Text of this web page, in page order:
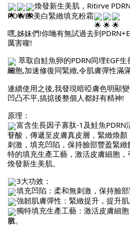
煥發新生美肌，Ritirve
POWER美白緊緻填充粉霜
嘿,姊妹們!你哋有無試過去到
厲害㗎!
萃取自鮭魚卵的PDRN同埋EGF
細胞,加速修復同緊緻,令肌膚彈性滿
連續使用之後,我發現暗啞膚色明顯
凹凸不平,搞掂後整個人都好有精神!
原理：
富含生長因子寡肽-1及鮭魚
苷酸，傳遞至皮膚真皮層，緊緻煥
刺激，填充凹陷，保持臉部豐盈緊
特的填充生產工藝，激活皮膚細胞，
煥發新生美肌。
3大功效：
填充凹陷：柔和無刺激，保持臉部
強韌肌膚彈性：緊緻提升，提升肌
獨特填充生產工藝：激活皮膚細
肌。